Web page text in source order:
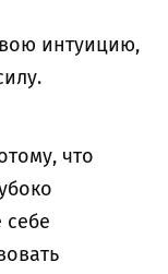
интуицию,
что
себе